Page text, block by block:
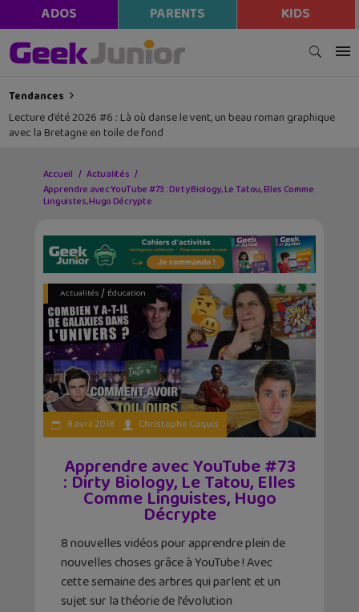
ADOS PARENTS KIDS
Tendances
Lecture d’été 2026 #6 : Là où danse le vent, un beau roman graphique
avec la Bretagne en toile de fond
Accueil
Actualités
Apprendre avec YouTube #73 : Dirty Biology, Le Tatou, Elles Comme
Linguistes, Hugo Décrypte
Actualités/ Éducation
8 avril 2018 Christophe Coquis
Apprendre avec YouTube #73
: Dirty Biology, Le Tatou, Elles
Comme Linguistes, Hugo
Décrypte
8 nouvelles vidéos pour apprendre plein de
nouvelles choses grâce à YouTube ! Avec
cette semaine des arbres qui parlent et un
sujet sur la théorie de l’évolution
modal-check